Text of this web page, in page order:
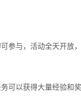
与，活动全天开放，
以获得大量经验和奖